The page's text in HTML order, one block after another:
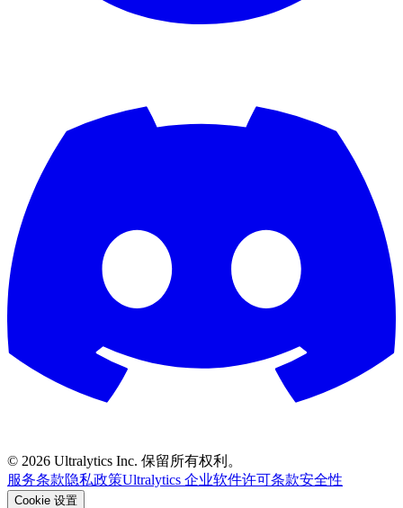
© 2026 Ultralytics Inc. 保留所有权利。
服务条款隐私政策Ultralytics 企业软件许可条款安全性
Cookie 设置